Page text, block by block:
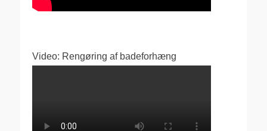
Video: Rengøring af badeforhæng